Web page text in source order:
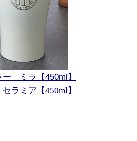
ー ミラ【450ml】
ラミア【450ml】